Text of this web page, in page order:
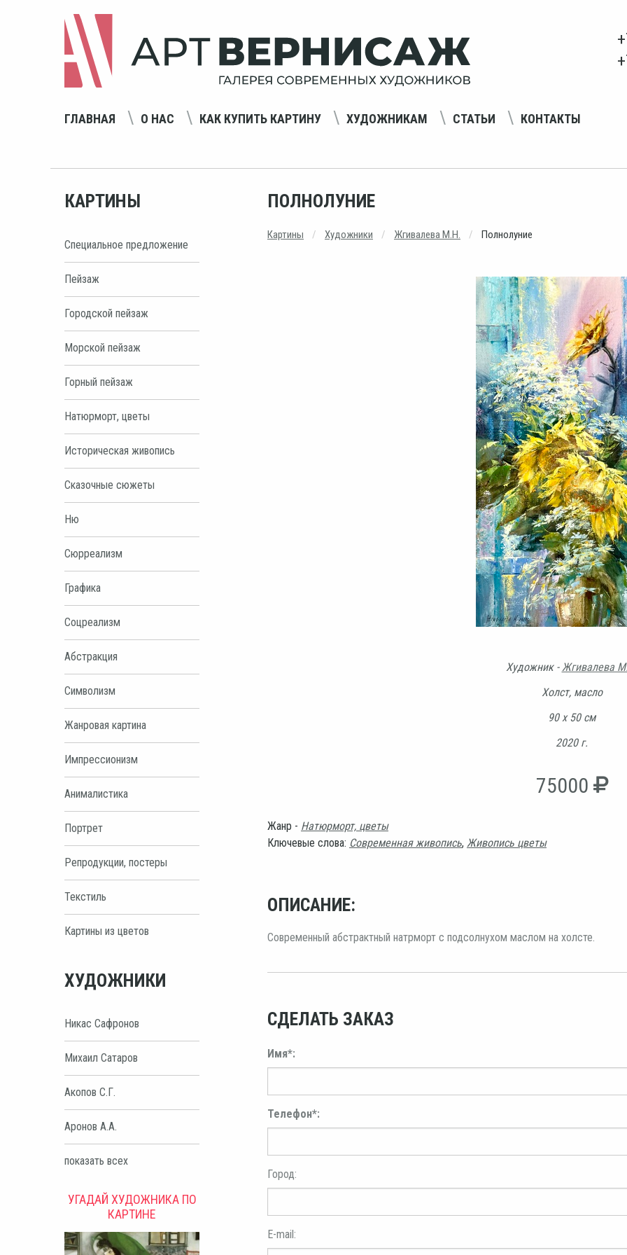
ГЛАВНАЯ О НАС КАК КУПИТЬ КАРТИНУ ХУДОЖНИКАМ СТАТЬИ КОНТАКТЫ
КАРТИНЫ
Специальное предложение
Пейзаж
Городской пейзаж
Морской пейзаж
Горный пейзаж
Натюрморт, цветы
Историческая живопись
Сказочные сюжеты
Ню
Сюрреализм
Графика
Соцреализм
Абстракция
Символизм
Жанровая картина
Импрессионизм
Анималистика
Портрет
Репродукции, постеры
Текстиль
Картины из цветов
ХУДОЖНИКИ
Никас Сафронов
Михаил Сатаров
Акопов С.Г.
Аронов А.А.
показать всех
УГАДАЙ ХУДОЖНИКА ПО
КАРТИНЕ
ПОЛНОЛУНИЕ
Картины Художники Жгивалева М.Н. Полнолуние
Художник - Жгивалева
Холст, масло
90 х 50 см
2020 г.
75000
Жанр - Натюрморт, цветы
Ключевые слова: Современная живопись, Живопись цветы
ОПИСАНИЕ:
Современный абстрактный натрморт с подсолнухом маслом на холсте.
СДЕЛАТЬ ЗАКАЗ
Имя*:
Телефон*:
Город:
E-mail: